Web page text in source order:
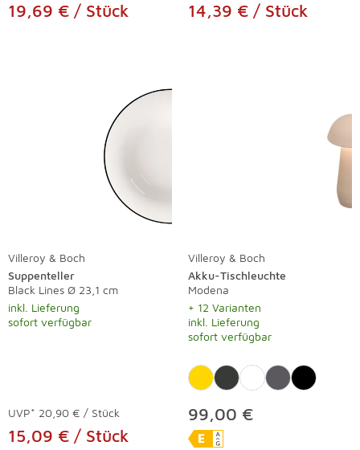
19,69 € / Stück 14,39 € / Stück
Villeroy & Boch
Suppenteller
Black Lines Ø 23,1 cm
inkl. Lieferung
sofort verfügbar
UVP* 20,90 € / Stück
15,09 € / Stück
Villeroy & Boch
Akku-Tischleuchte
Modena
+ 12 Varianten
inkl. Lieferung
sofort verfügbar
99,00 €